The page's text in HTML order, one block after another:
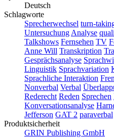
Deutsch
Schlagworte
Sprecherwechsel turn-
Untersuchung Analyse
Talkshows Fernsehen TV
Anne Will Transkription
Gesprächsanalyse
Linguistik Sprachvariation
Sprachliche Interaktion
Nonverbal Verbal
Rederecht Reden Sprechen
Konversationsanalyse
Jefferson GAT 2 paraverbal
Produktsicherheit
GRIN Publishing GmbH